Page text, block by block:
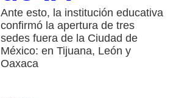
Ante esto, la institución educativa
confirmó la apertura de tres
sedes fuera de la Ciudad de
México: en Tijuana, León y
Oaxaca